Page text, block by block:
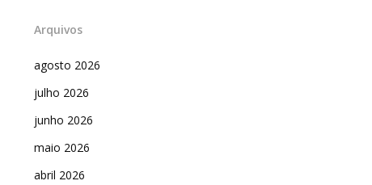
Arquivos
agosto 2026
julho 2026
junho 2026
maio 2026
abril 2026